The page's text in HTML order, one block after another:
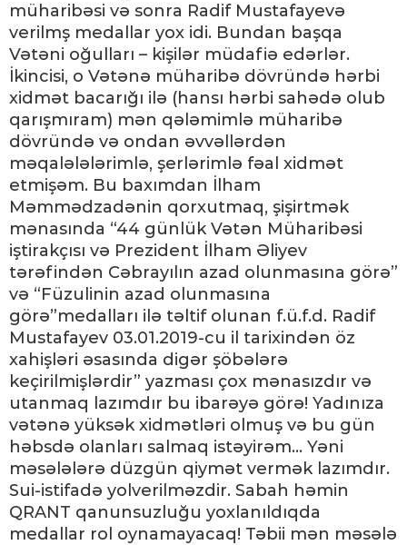
müharibəsi və sonra Radif Mustafayevə
verilmş medallar yox idi. Bundan başqa
Vətəni oğulları – kişilər müdafiə edərlər.
İkincisi, o Vətənə müharibə dövründə hərbi
xidmət bacarığı ilə (hansı hərbi sahədə olub
qarışmıram) mən qələmimlə müharibə
dövründə və ondan əvvəllərdən
məqalələlərimlə, şerlərimlə fəal xidmət
etmişəm. Bu baxımdan İlham
Məmmədzadənin qorxutmaq, şişirtmək
mənasında “44 günlük Vətən Müharibəsi
iştirakçısı və Prezident İlham Əliyev
tərəfindən Cəbrayılın azad olunmasına görə”
və “Füzulinin azad olunmasına
görə”medalları ilə təltif olunan f.ü.f.d. Radif
Mustafayev 03.01.2019-cu il tarixindən öz
xahişləri əsasında digər şöbələrə
keçirilmişlərdir” yazması çox mənasızdır və
utanmaq lazımdır bu ibarəyə görə! Yadınıza
vətənə yüksək xidmətləri olmuş və bu gün
həbsdə olanları salmaq istəyirəm… Yəni
məsələlərə düzgün qiymət vermək lazımdır.
Sui-istifadə yolverilməzdir. Sabah həmin
QRANT qanunsuzluğu yoxlanıldıqda
medallar rol oynamayacaq! Təbii mən məsələ